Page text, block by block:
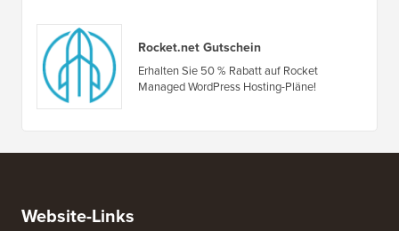
Rocket.net Gutschein
Erhalten Sie 50 % Rabatt auf Rocket
Managed WordPress Hosting-Pläne!
Website-Links